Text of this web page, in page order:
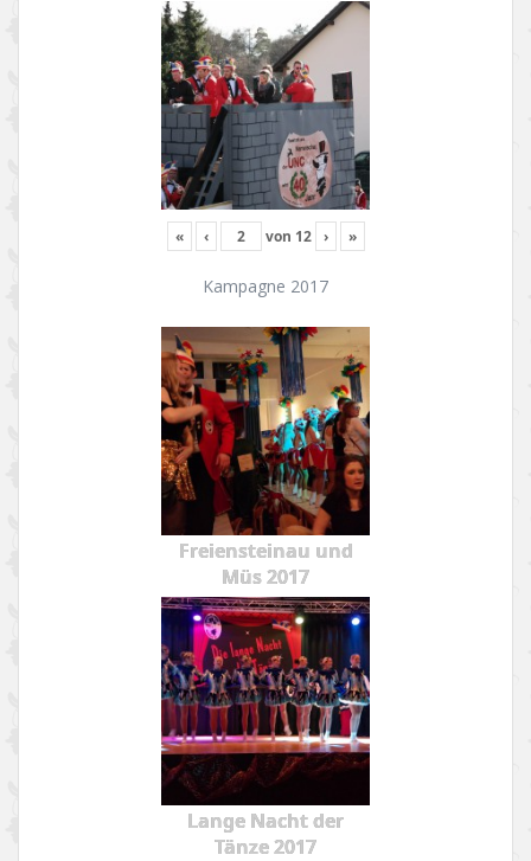
« ‹ von 12 › »
Kampagne 2017
Freiensteinau und
Müs 2017
Lange Nacht der
Tänze 2017